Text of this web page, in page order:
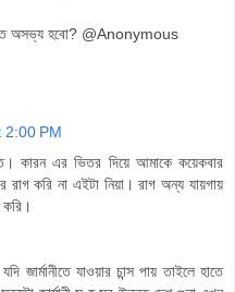
অসভ্য হবো? @Anonymous
2:00 PM
কারন এর ভিতর দিয়ে আমাকে কয়েকবার
করি না এইটা নিয়া। রাগ অন্য যায়গায়
করি।
যাওয়ার চান্স পায় তাইলে হাতে